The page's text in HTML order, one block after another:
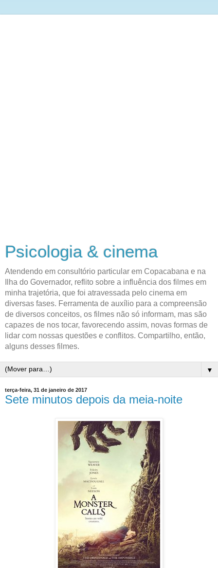
Psicologia & cinema
Atendendo em consultório particular em Copacabana e na
Ilha do Governador, reflito sobre a influência dos filmes em
minha trajetória, que foi atravessada pelo cinema em
diversas fases. Ferramenta de auxílio para a compreensão
de diversos conceitos, os filmes não só informam, mas são
capazes de nos tocar, favorecendo assim, novas formas de
lidar com nossas questões e conflitos. Compartilho, então,
alguns desses filmes.
▼
terça-feira, 31 de janeiro de 2017
Sete minutos depois da meia-noite